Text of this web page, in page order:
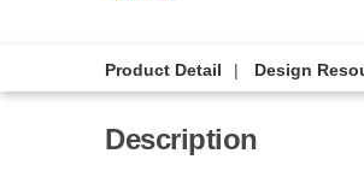
Product Detail Design
Description